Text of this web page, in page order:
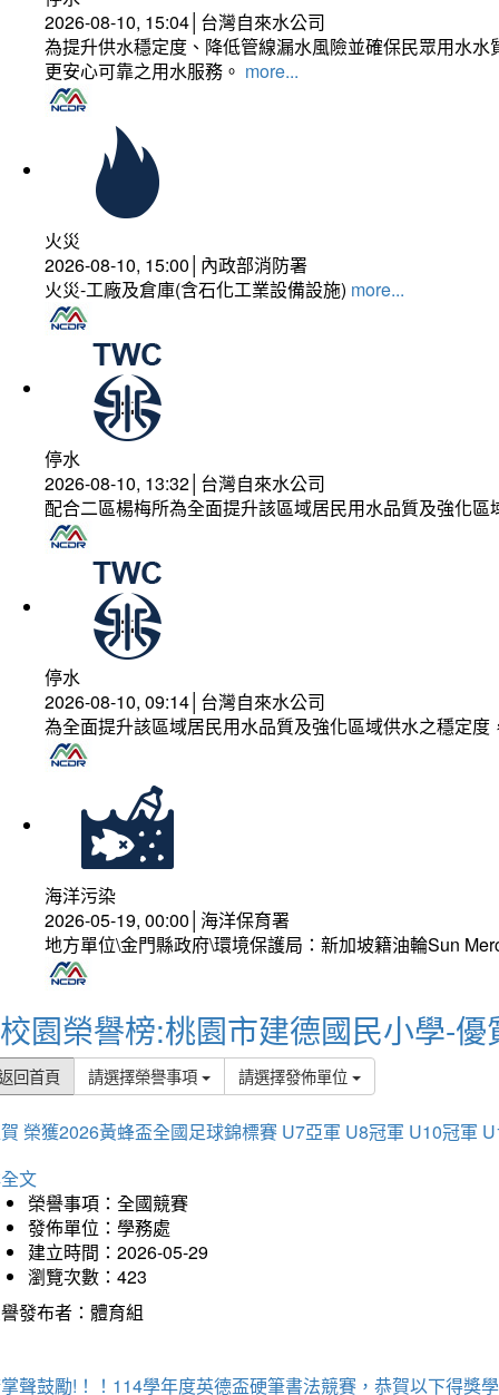
2026-08-10, 15:04│台灣自來水公司
為提升供水穩定度、降低管線漏水風險並確保民眾用水
更安心可靠之用水服務。 more...
火災
2026-08-10, 15:00│內政部消防署
火災-工廠及倉庫(含石化工業設備設施) more...
停水
2026-08-10, 13:32│台灣自來水公司
配合二區楊梅所為全面提升該區域居民用水品質及強化
停水
2026-08-10, 09:14│台灣自來水公司
為全面提升該區域居民用水品質及強化區域供水之穩定
海洋污染
2026-05-19, 00:00│海洋保育署
地方單位\金門縣政府\環境保護局：新加坡籍油輪Sun
校園榮譽榜:桃園市建德國民小學-優
回首頁 請選擇榮譽事項 請選擇發佈單位
榮獲2026黃蜂盃全國足球錦標賽 U7亞軍 U8冠軍 U10冠軍
文
榮譽事項：全國競賽
發佈單位：學務處
建立時間：2026-05-29
瀏覽次數：423
發布者：體育組
聲鼓勵!！！114學年度英德盃硬筆書法競賽，恭賀以下得獎